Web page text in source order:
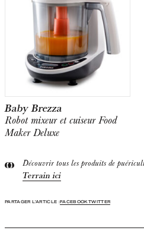
Baby Brezza
Robot mixeur et cuiseur Food
Maker Deluxe
Découvrir tous les produits de
Terrain ici
PARTAGER L'ARTICLE :FACEBOOK TWITTER